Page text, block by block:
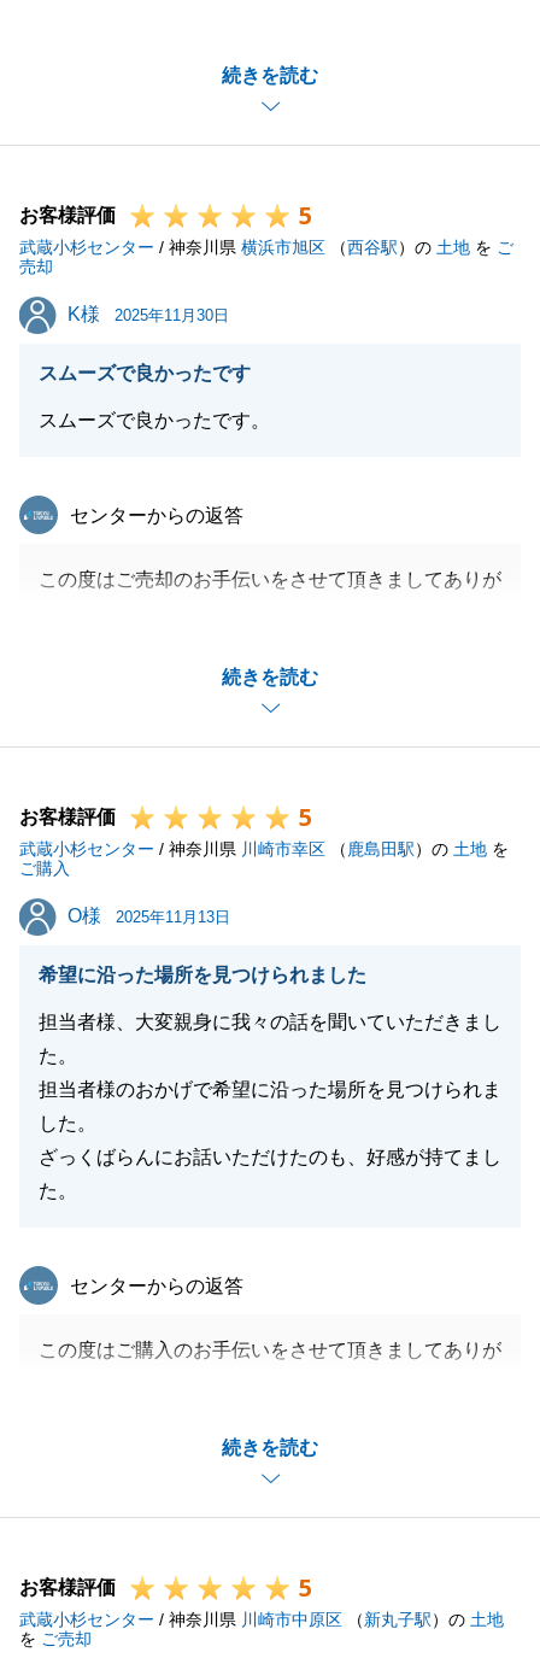
続きを読む
またご相談事がございましたらお気軽にご連絡をいた
だけますと幸いです。
閉じる
お客様評価 5
武蔵小杉センター / 神奈川県 横浜市旭区 （西谷駅）の 土地 を ご
売却
K様
K様 2025年11月30日
スムーズで良かったです
スムーズで良かったです。
続きを読む
東急リバブル
センターからの返答
この度はご売却のお手伝いをさせて頂きましてありが
いたことも懐かしく思えます。
ご契約後の残置物撤去や解体の件でご迅速なご対応を
いただき大変助かりました。
お話し出来まして、ご進行もスムーズでした。
しばらくお会いできなくなり寂しく思っております。
何かご不明な点がございましたらお気軽にご連絡くだ
さい。
お客様評価 5
武蔵小杉センター / 神奈川県 川崎市幸区 （ 鹿島田駅）の 土地 を
ご購入
O様
O様 2025年11月13日
希望に沿った場所を見つけられました
担当者様、大変親身に我々の話を聞いていただきまし
た。
担当者様のおかげで希望に沿った場所を見つけられま
した。
ざっくばらんにお話いただけたのも、好感が持てまし
た。
続きを読む
東急リバブル
センターからの返答
この度はご購入のお手伝いをさせて頂きましてありが
く進行させていただきました。
ご決済日が決定した後もご迅速なご対応をいただきま
して助かりました。
ります。
何かご不明な点がございましたらお気軽にご連絡くだ
さい。
お客様評価 5
武蔵小杉センター / 神奈川県 川崎市中原区 （新丸子駅）の 土地
を ご売却